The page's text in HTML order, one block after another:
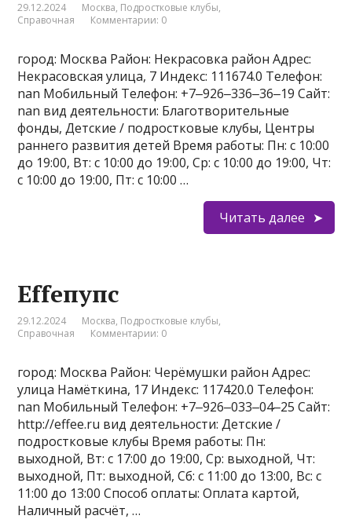
29.12.2024 Москва, Подростковые клубы,
Справочная
Комментарии: 0
город: Москва Район: Некрасовка район Адрес:
Некрасовская улица, 7 Индекс: 111674.0 Телефон:
nan Мобильный Телефон: +7‒926‒336‒36‒19 Сайт:
nan вид деятельности: Благотворительные
фонды, Детские / подростковые клубы, Центры
раннего развития детей Время работы: Пн: с 10:00
до 19:00, Вт: с 10:00 до 19:00, Ср: с 10:00 до 19:00, Чт:
с 10:00 до 19:00, Пт: с 10:00 …
Читать далее
Effeпупс
29.12.2024 Москва, Подростковые клубы,
Справочная
Комментарии: 0
город: Москва Район: Черёмушки район Адрес:
улица Намёткина, 17 Индекс: 117420.0 Телефон:
nan Мобильный Телефон: +7‒926‒033‒04‒25 Сайт:
http://effee.ru вид деятельности: Детские /
подростковые клубы Время работы: Пн:
выходной, Вт: с 17:00 до 19:00, Ср: выходной, Чт:
выходной, Пт: выходной, Сб: с 11:00 до 13:00, Вс: с
11:00 до 13:00 Способ оплаты: Оплата картой,
Наличный расчёт, …